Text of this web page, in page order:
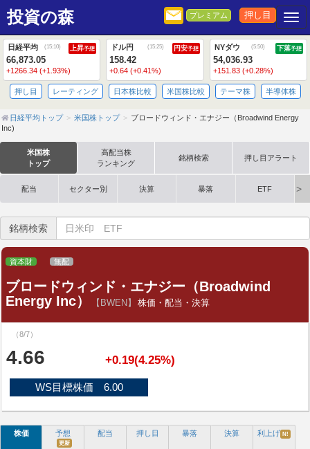
投資の森 プレミアム 押し目
日経平均 (15:10) 上昇予想
66,873.05
+1266.34 (+1.93%)
ドル円 (15:25) 円安予想
158.42
+0.64 (+0.41%)
NYダウ (5:50) 下落予想
54,036.93
+151.83 (+0.28%)
押し目 レーティング 日本株比較 米国株比較 テーマ株 半導体株
日経平均トップ 米国株トップ
ブロードウィンド・エナジー（Broadwind Energy
Inc)
米国株
トップ
高配当株
ランキング
銘柄検索 押し目アラート
配当 セクター別 決算 暴落 ETF
銘柄検索
資本財 無配
ブロードウィンド・エナジー（Broadwind
Energy Inc）
【BWEN】 株価・配当・決算
（8/7）
4.66 +0.19(4.25%)
WS目標株価 6.00
株価 予想
更新
配当 押し目 暴落 決算 利上げ N!